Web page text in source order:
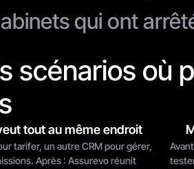
qui ont
scénarios où
tout au même endroit
tarifer, un autre CRM pour gérer,
Après : Assurevo réunit